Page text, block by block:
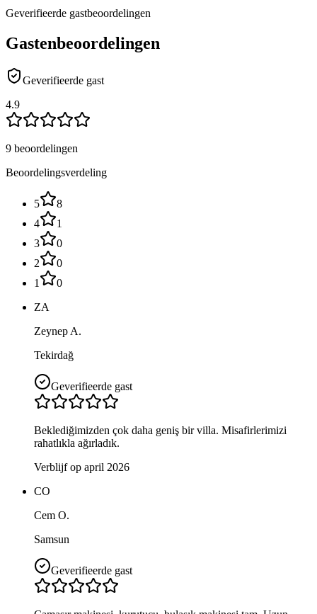
Geverifieerde gastbeoordelingen
Gastenbeoordelingen
Geverifieerde gast
4.9
9 beoordelingen
Beoordelingsverdeling
5
8
4
1
3
0
2
0
1
0
ZA
Zeynep A.
Tekirdağ
Geverifieerde gast
Beklediğimizden çok daha geniş bir villa. Misafirlerimizi
rahatlıkla ağırladık.
Verblijf op april 2026
CO
Cem O.
Samsun
Geverifieerde gast